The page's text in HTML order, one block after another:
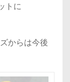
トに
からは今後